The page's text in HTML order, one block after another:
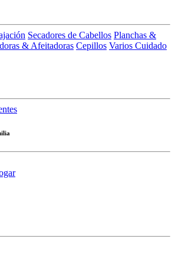
Secadores de Cabellos Planchas &
& Afeitadoras Cepillos Varios Cuidado